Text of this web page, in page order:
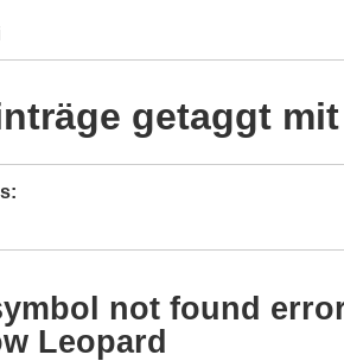
getaggt
not found
Leopard